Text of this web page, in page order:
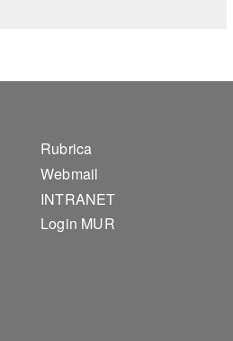
Footer 2
Rubrica
Webmail
INTRANET
Login MUR